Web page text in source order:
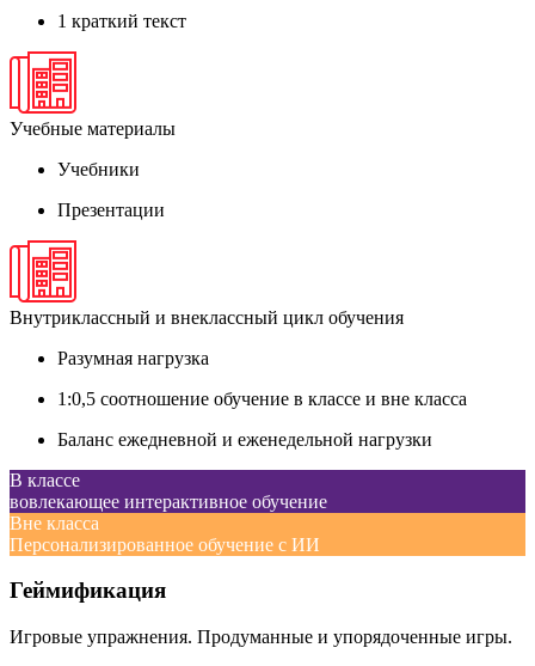
1 краткий текст
Учебные материалы
Учебники
Презентации
Внутриклассный и внеклассный цикл обучения
Разумная нагрузка
1:0,5 соотношение обучение в классе и вне класса
Баланс ежедневной и еженедельной нагрузки
В классе
вовлекающее интерактивное обучение
Вне класса
Персонализированное обучение с ИИ
Геймификация
Игровые упражнения. Продуманные и упорядоченные игры.